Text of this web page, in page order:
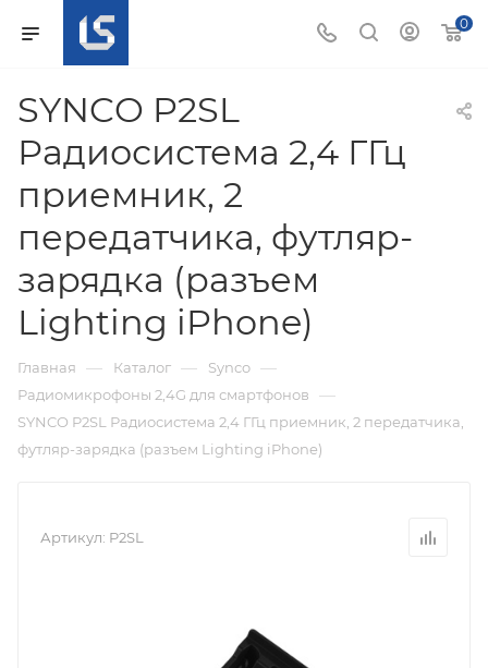
0
SYNCO P2SL
Радиосистема 2,4 ГГц
приемник, 2
передатчика, футляр-
зарядка (разъем
Lighting iPhone)
Главная — Каталог — Synco —
Радиомикрофоны 2,4G для смартфонов —
SYNCO P2SL Радиосистема 2,4 ГГц приемник, 2 передатчика,
футляр-зарядка (разъем Lighting iPhone)
Артикул: P2SL